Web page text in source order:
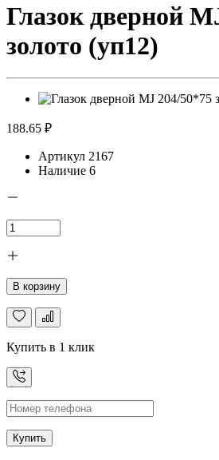
Глазок дверной
золото (уп12)
188.65 ₽
Артикул 2167
Наличие 6
В корзину
Купить в 1 клик
Купить